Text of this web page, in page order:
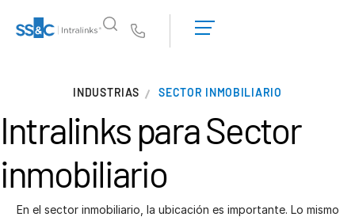
Seguridad y confianza
Centro de IA
Solicitar una
INDUSTRIAS
SECTOR INMOBILIARIO
Intralinks paraSector
inmobiliario
En el sector inmobiliario, la ubicación es importante. Lo mismo